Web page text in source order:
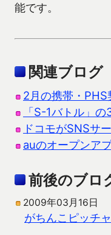
能です。
関連ブログ
2月の携帯・PHS
「S-1バトル」
ドコモがSNSサ
auのオープンア
前後のブロ
2009年03月16日
がちんこピッチ